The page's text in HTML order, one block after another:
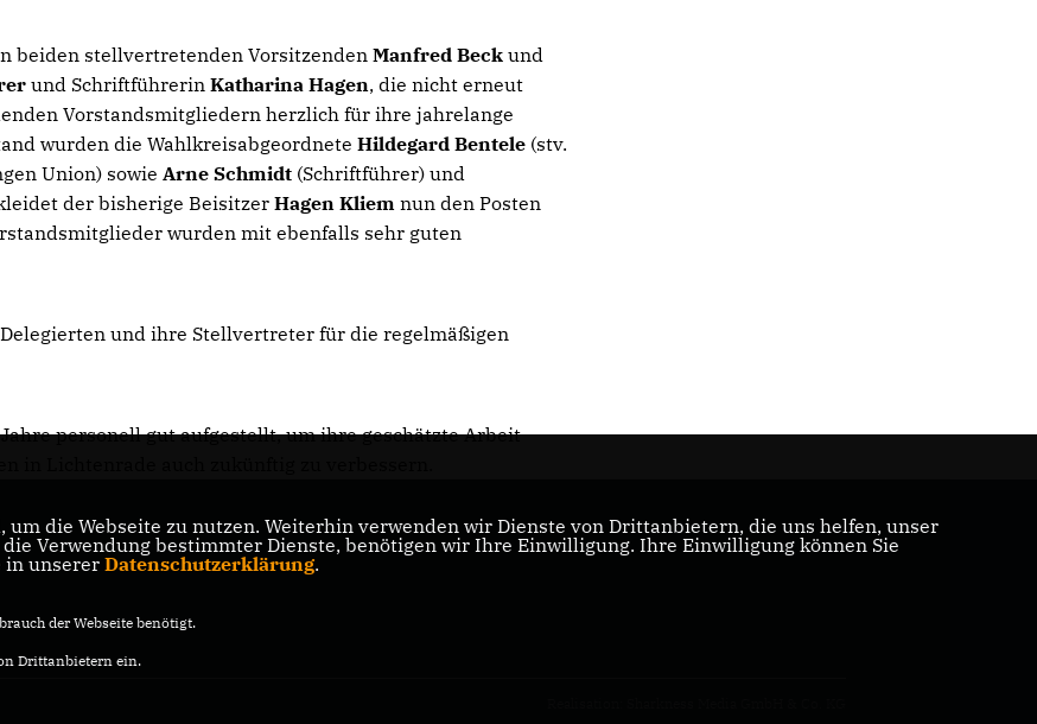
beiden stellvertretenden VorsitzendenManfred Beck und
und SchriftführerinKatharina Hagen, die nicht erneut
Vorstandsmitgliedern herzlich für ihre jahrelange
wurden die WahlkreisabgeordneteHildegard Bentele (stv.
Union) sowieArne Schmidt (Schriftführer) und
der bisherige BeisitzerHagen Kliem nun den Posten
wurden mit ebenfalls sehr guten
und ihre Stellvertreter für die regelmäßigen
personell gut aufgestellt, um ihre geschätzte Arbeit
um die Webseite zu nutzen. Weiterhin verwenden wir Dienste von Drittanbietern, die uns helfen, unser
Verwendung bestimmter Dienste, benötigen wir Ihre Einwilligung. Ihre Einwilligung können Sie
in unserer Datenschutzerklärung.
der Webseite benötigt.
Drittanbietern ein.